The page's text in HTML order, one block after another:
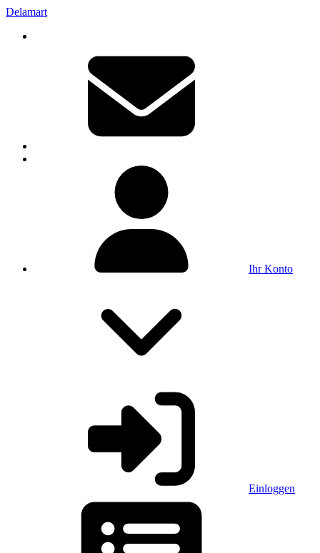
Delamart
Ihr Konto
Einloggen